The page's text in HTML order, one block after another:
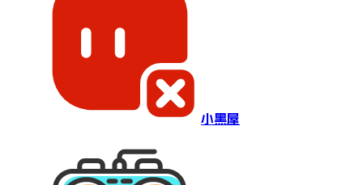
小黑屋